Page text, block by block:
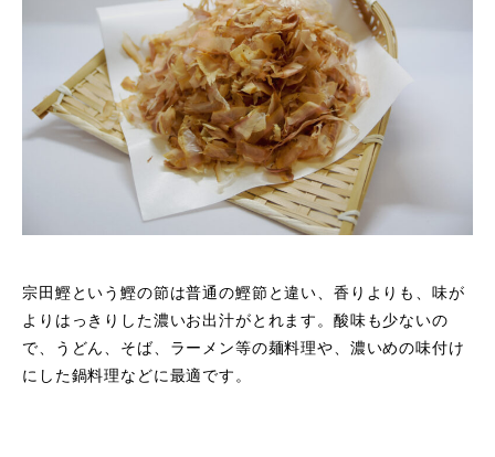
宗田鰹という鰹の節は普通の鰹節と違い、香りよりも、味が
よりはっきりした濃いお出汁がとれます。酸味も少ないの
で、うどん、そば、ラーメン等の麺料理や、濃いめの味付け
にした鍋料理などに最適です。